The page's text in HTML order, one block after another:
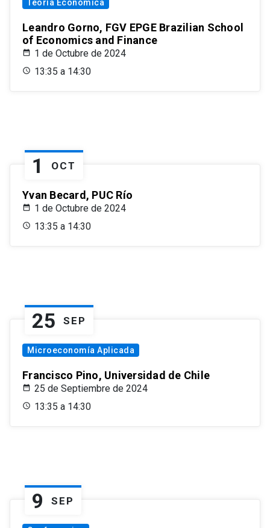
Teoría Económica
Leandro Gorno, FGV EPGE Brazilian School
of Economics and Finance
1 de Octubre de 2024
13:35 a 14:30
1 OCT
Yvan Becard, PUC Río
1 de Octubre de 2024
13:35 a 14:30
25 SEP
Microeconomía Aplicada
Francisco Pino, Universidad de Chile
25 de Septiembre de 2024
13:35 a 14:30
9 SEP